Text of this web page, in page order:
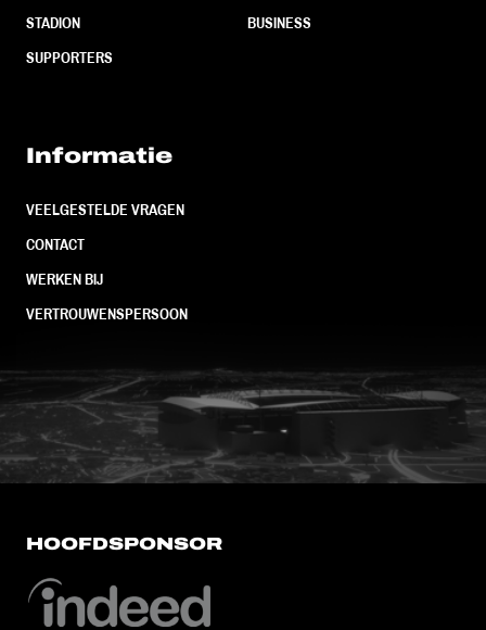
STADION
SUPPORTERS
BUSINESS
Informatie
VEELGESTELDE VRAGEN
CONTACT
WERKEN BIJ
VERTROUWENSPERSOON
FC Utrecht<br>vanuit<br>het
HOOFDSPONSOR